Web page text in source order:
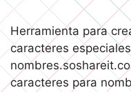
Herramienta para
caracteres
caracteres para